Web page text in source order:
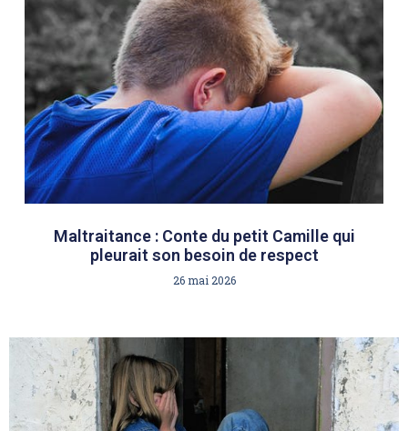
Maltraitance : Conte du petit Camille qui
pleurait son besoin de respect
26 mai 2026